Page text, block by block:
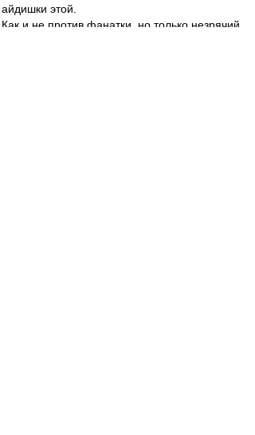
айдишки этой.
Как и не против фанатки, но только незрячий